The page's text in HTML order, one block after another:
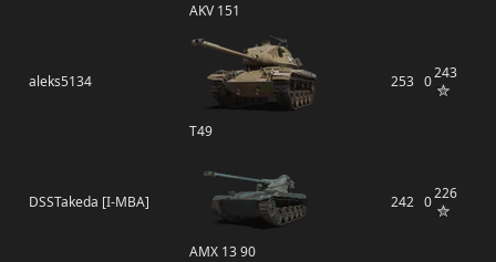
AKV 151
aleks5134
T49
253 0243
DSSTakeda [I-MBA]
AMX 13 90
242 0226